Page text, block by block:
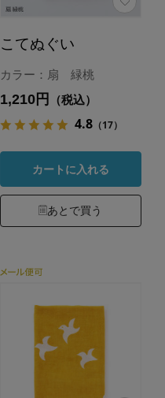
こてぬぐい
カラー：扇 緑桃
1,210円 （税込）
4.8（17）
カートに入れる
あとで買う